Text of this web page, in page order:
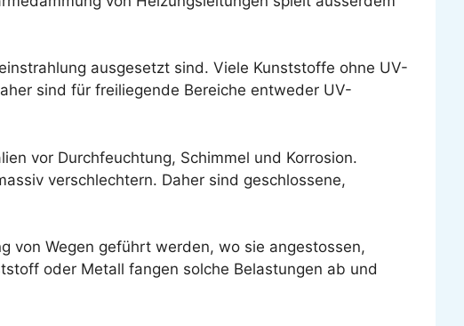
ausgesetzt sind. Viele Kunststoffe ohne UV-
sind für freiliegende Bereiche entweder UV-
vor Durchfeuchtung, Schimmel und Korrosion.
verschlechtern. Daher sind geschlossene,
von Wegen geführt werden, wo sie angestossen,
oder Metall fangen solche Belastungen ab und